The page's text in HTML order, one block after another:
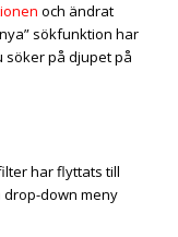
och ändrat
sökfunktion har
söker på djupet på
har flyttats till
down meny